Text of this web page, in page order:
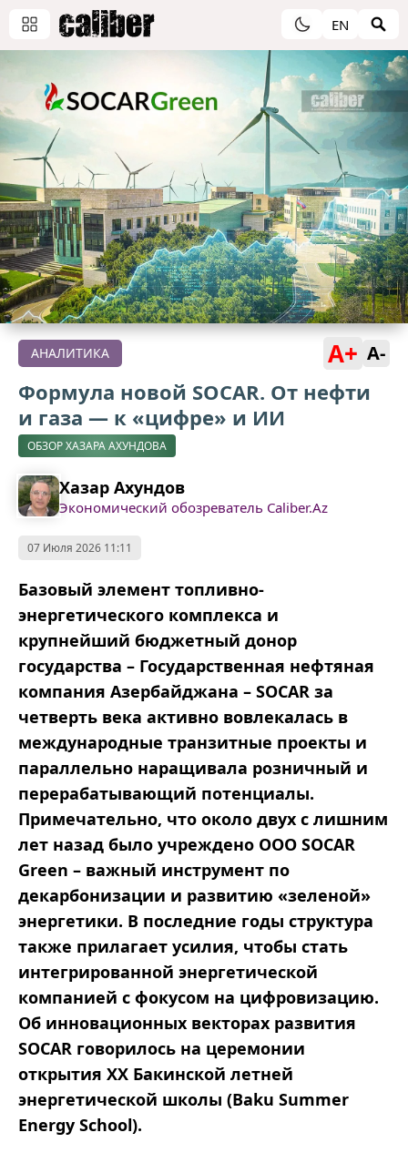
EN
АНАЛИТИКА A+ A-
Формула новой SOCAR. От нефти
и газа — к «цифре» и ИИ
ОБЗОР ХАЗАРА АХУНДОВА
Хазар Ахундов
Экономический обозреватель Caliber.Az
07 Июля 2026 11:11
Базовый элемент топливно-
энергетического комплекса и
крупнейший бюджетный донор
государства – Государственная нефтяная
компания Азербайджана – SOCAR за
четверть века активно вовлекалась в
международные транзитные проекты и
параллельно наращивала розничный и
перерабатывающий потенциалы.
Примечательно, что около двух с лишним
лет назад было учреждено ООО SOCAR
Green – важный инструмент по
декарбонизации и развитию «зеленой»
энергетики. В последние годы структура
также прилагает усилия, чтобы стать
интегрированной энергетической
компанией с фокусом на цифровизацию.
Об инновационных векторах развития
SOCAR говорилось на церемонии
открытия XX Бакинской летней
энергетической школы (Baku Summer
Energy School).